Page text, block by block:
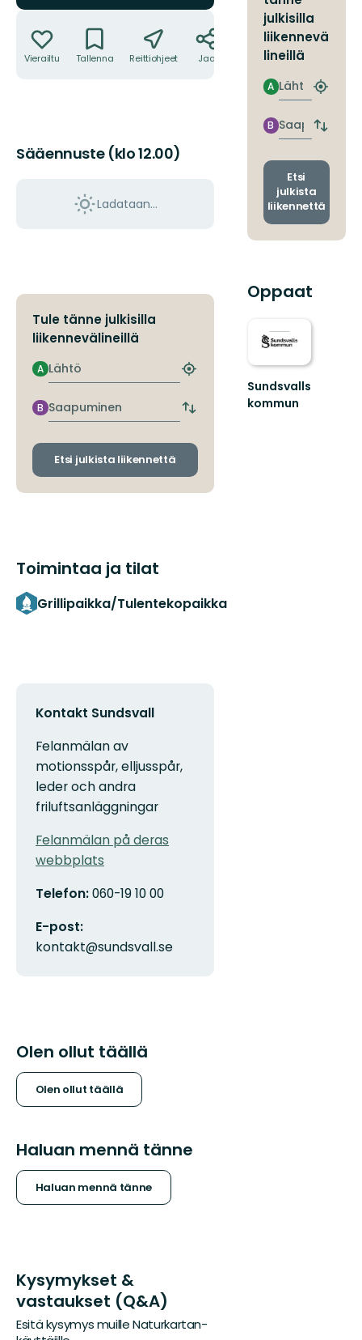
Vierailtu Tallenna Reittiohjeet Jaa
Sääennuste (klo 12.00)
Ladataan…
Tule tänne julkisilla
liikennevälineillä
Lähtö
A
Etsi
pysäkki
Saapuminen
B
Vaihda
ja
Etsi julkista liikennettä
Toimintaa ja tilat
Grillipaikka/Tulentekopaikka
Kontakt Sundsvall
Felanmälan av
motionsspår, elljusspår,
leder och andra
friluftsanläggningar
Felanmälan på deras
webbplats
Telefon:060-19 10 00
E-post:
kontakt@sundsvall.se
Olen ollut täällä
Olen ollut täällä
Haluan mennä tänne
Haluan mennä tänne
Kysymykset &
vastaukset (Q&A)
Esitä kysymys muille Naturkartan-
julkisilla
liikennevä
lineillä
Lähtö
A
Etsi
pysäkki
Saapuminen
B
Vaihda
ja
Etsi
julkista
liikennettä
Oppaat
Sundsvalls
kommun